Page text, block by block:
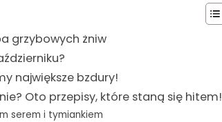
grzybowych żniw
największe bzdury!
Oto przepisy, które staną się hitem!
serem i tymiankiem